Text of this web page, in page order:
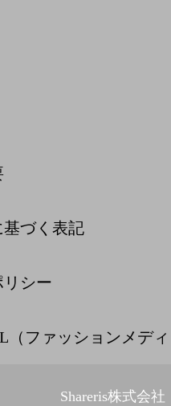
づく表記
シー
（ファッションメデ
Shareris株式会社